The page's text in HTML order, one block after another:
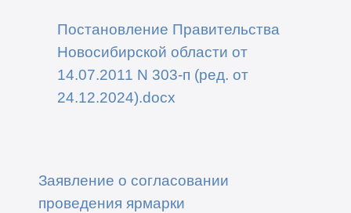
Постановление Правительства
Новосибирской области от
14.07.2011 N 303-п (ред. от
24.12.2024).docx
Заявление о согласовании
проведения ярмарки